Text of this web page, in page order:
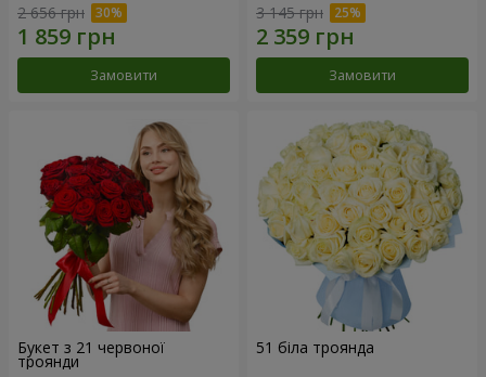
2 656 грн
Замовити
3 145 грн
Замовити
Букет з 21 червоної
троянди
51 біла троянда